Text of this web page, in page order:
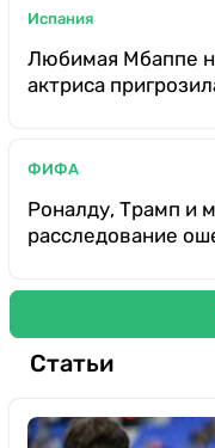
Испания
Любимая Мбаппе
актриса
ФИФА
Роналду, Трамп и
расследование
Статьи